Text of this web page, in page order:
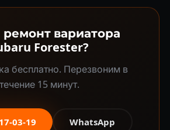
вариатора
Forester?
бесплатно. Перезвоним в
течение 15 минут.
03-19 WhatsApp